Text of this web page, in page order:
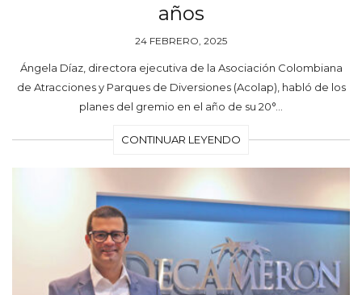
años
24 FEBRERO, 2025
Ángela Díaz, directora ejecutiva de la Asociación Colombiana
de Atracciones y Parques de Diversiones (Acolap), habló de los
planes del gremio en el año de su 20°…
CONTINUAR LEYENDO